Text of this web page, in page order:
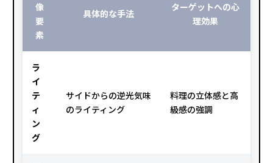
像
要
素
具体的な手法
ターゲットへの心
理効果
ラ
イ
テ
ィ
ン
グ
サイドからの逆光気味
のライティング
料理の立体感と高
級感の強調